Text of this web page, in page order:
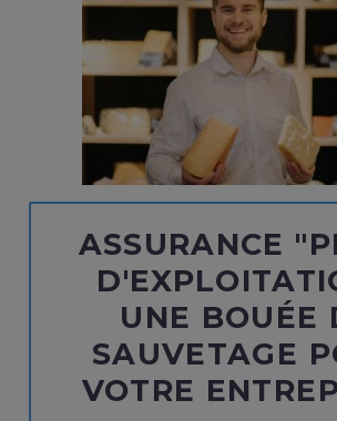
ASSURANCE
UNE BOUÉE
SAUVETAGE
VOTRE